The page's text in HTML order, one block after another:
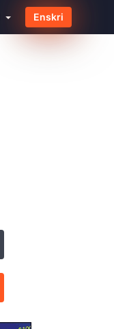
Kreyòl
Enskri